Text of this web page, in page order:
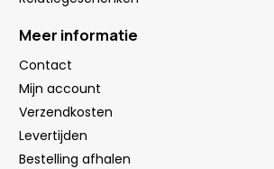
Meer informatie
Contact
Mijn account
Verzendkosten
Levertijden
Bestelling afhalen